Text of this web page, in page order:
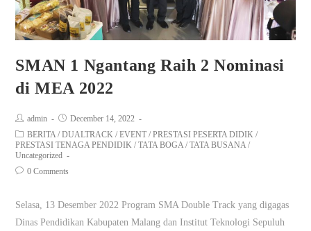
SMAN 1 Ngantang Raih 2 Nominasi
di MEA 2022
admin
December 14, 2022
BERITA / DUALTRACK / EVENT / PRESTASI PESERTA DIDIK /
PRESTASI TENAGA PENDIDIK / TATA BOGA / TATA BUSANA /
Uncategorized
0 Comments
Selasa, 13 Desember 2022 Program SMA Double Track yang digagas
Dinas Pendidikan Kabupaten Malang dan Institut Teknologi Sepuluh